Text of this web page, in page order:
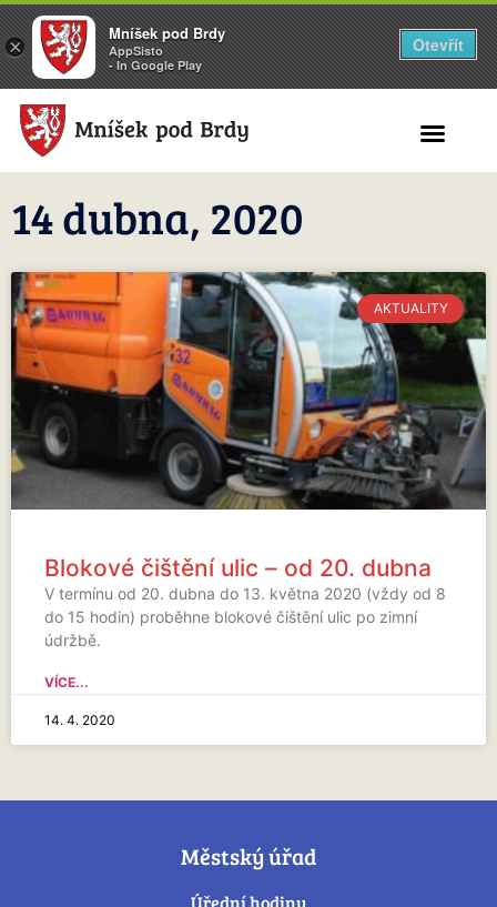
14 dubna, 2020
AKTUALITY
Blokové čištění ulic – od 20. dubna
V termínu od 20. dubna do 13. května 2020 (vždy od 8
do 15 hodin) proběhne blokové čištění ulic po zimní
údržbě.
VÍCE...
14. 4. 2020
Městský úřad
Úřední hodiny
×
Mníšek pod Brdy
AppSisto
- In Google Play
Otevřít